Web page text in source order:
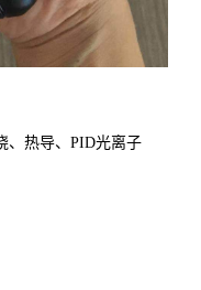
热导、 PID光离子